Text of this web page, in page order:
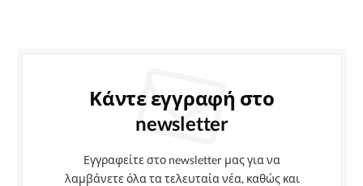
Κάντε εγγραφή στο
newsletter
Εγγραφείτε στο newsletter μας για να
λαμβάνετε όλα τα τελευταία νέα, καθώς και